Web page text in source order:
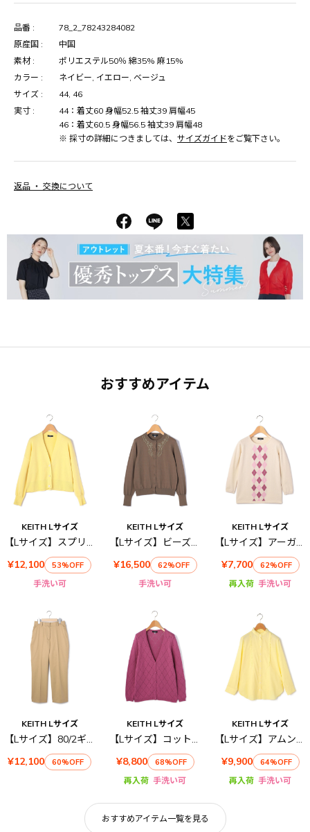
品番 :
78_2_78243284082
原産国 :
中国
素材 :
ポリエステル50％ 綿35% 麻15%
カラー :
ネイビー, イエロー, ベージュ
サイズ :
44, 46
実寸 :
44：着丈60 身幅52.5 袖丈39 肩幅45
46：着丈60.5 身幅56.5 袖丈39 肩幅48
※ 採寸の詳細につきましては、 サイズガイドをご覧下さい。
返品 ・ 交換について
おすすめアイテム
KEITH Lサイズ
【Lサイズ】スプリングハイゲージニットカーディガン
¥12,100
53%OFF
手洗い可
KEITH Lサイズ
【Lサイズ】ビーズニットカーディガン
¥16,500
62%OFF
手洗い可
KEITH Lサイズ
【Lサイズ】アーガイルニット
¥7,700
62%OFF
再入荷 手洗い可
KEITH Lサイズ
【Lサイズ】80/2ギャバジンパンツ
¥12,100
60%OFF
KEITH Lサイズ
【Lサイズ】コットンミックスニットカーディガン
¥8,800
68%OFF
再入荷 手洗い可
KEITH Lサイズ
【Lサイズ】アムンゼンスタンドカラーブラウス
¥9,900
64%OFF
再入荷 手洗い可
おすすめアイテム一覧を見る